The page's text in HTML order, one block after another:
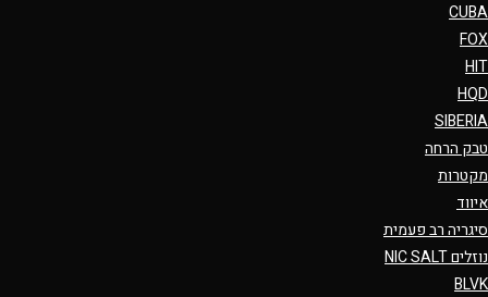
CUBA
FOX
HIT
HQD
SIBERIA
טבק הרחה
מקטרות
איווד
סיגריה רב פעמית
נוזלים NIC SALT
BLVK